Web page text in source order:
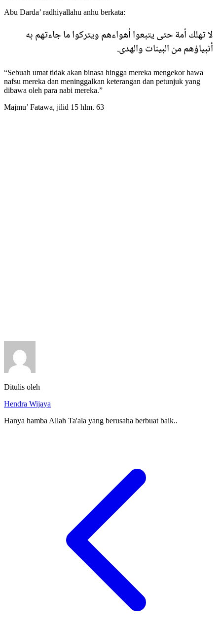
Abu Darda’ radhiyallahu anhu berkata:
لا تهلك أمة حتى يتبعوا أهواءهم ويتركوا ما جاءتهم به
أنبياؤهم من البينات والهدى.
“Sebuah umat tidak akan binasa hingga mereka mengekor hawa
nafsu mereka dan meninggalkan keterangan dan petunjuk yang
dibawa oleh para nabi mereka.”
Majmu’ Fatawa, jilid 15 hlm. 63
Ditulis oleh
Hendra Wijaya
Hanya hamba Allah Ta'ala yang berusaha berbuat baik..